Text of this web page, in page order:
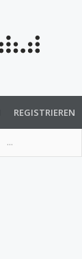
...
REGISTRIEREN